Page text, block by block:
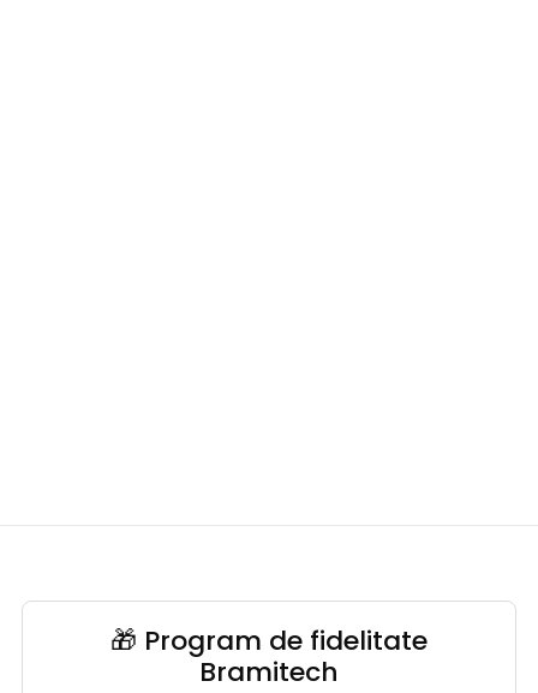
🎁 Program de fidelitate
Bramitech